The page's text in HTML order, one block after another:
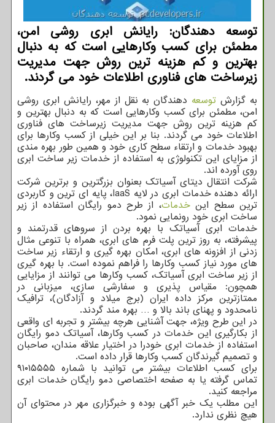
توسعه دهندگان: رایانش ابری روشی امن،
مطمئن برای کسب وکارهایی است که به دنبال
بهترین و کم هزینه ترین روش جهت مدیریت
زیرساخت های فناوری اطلاعات خود می گردند.
به گزارش توسعه دهندگان به نقل از مهر، رایانش ابری روشی
امن، مطمئن برای کسب وکارهایی است که به دنبال بهترین و
کم هزینه ترین روش جهت مدیریت زیرساخت های فناوری
اطلاعات خود می گردند. بنا بر این خیلی از کسب وکارها برای
بهبود خدمات و ارتقاء سطح کاری خود و همین طور بهره مندی
از مزایای این تکنولوژی به استفاده از خدمات زیر ساخت ابری
روی آورده اند.
شرکت انتقال دیتای آسیاتک بعنوان بزرگترین و برترین شرکت
ارائه دهنده خدمات ابری در لایه IaaS، پایه ای ترین و کاربردی
ترین سطح اینخدمات، از طرح دمو رایگان استفاده از زیر
ساخت ابری خود رونمایی نمود.
خدمات ابری آسیاتک با بهره بردن از سروهای قدرتمند و
پیشرفته، به روز ترین پلت فرم های ابری، همراه با تنوعی مثال
زدنی از افزونه های ابری، امکان بهره گیری و ارتقاء زیر ساخت
های مورد نیاز کسب وکارها را فراهم نموده است. با بهره گیری
از زیر ساخت ابری آسیاتک، کسب وکارها می توانند از مزایایی
همچون: مقیاس پذیری و سفارشی سازی، میزبانی در
ممتازترین مرکز داده ایران (برج میلاد و آزادگان)، ترافیک
نامحدود و پهنای باند بالا و … بهره مند گردند.
در این طرح ویژه، جهت آشنایی هرچه بیشتر و تجربه ای واقعی
از بکارگیری این خدمات در کسب وکارها، آسیاتک دمو رایگان
استفاده از خدمات ابری خودرا در اختیار علاقه مندان، صاحبان
و تصمیم گیرندگان کسب وکارها قرار داده است.
برای کسب اطلاعات بیشتر می توانید با شماره ۹۱۰۱۵۵۵۵
تماس گرفته یا به صفحه اختصاصی دمو رایگان خدمات ابری
مراجعه کنید.
این مطلب یک خبر آگهی بوده و خبرگزاری مهر در محتوای آن
هیچ نظری ندارد.